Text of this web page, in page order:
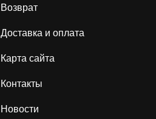
Возврат
Доставка и оплата
Карта сайта
Контакты
Новости